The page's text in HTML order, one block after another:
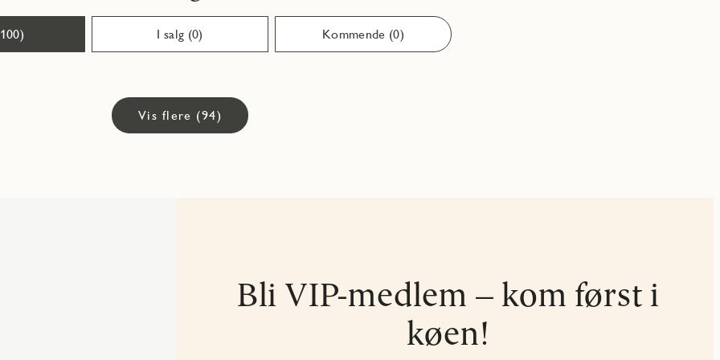
I salg (0) Kommende (0)
Vis flere (94)
Bli VIP-medlem – kom først i
køen!